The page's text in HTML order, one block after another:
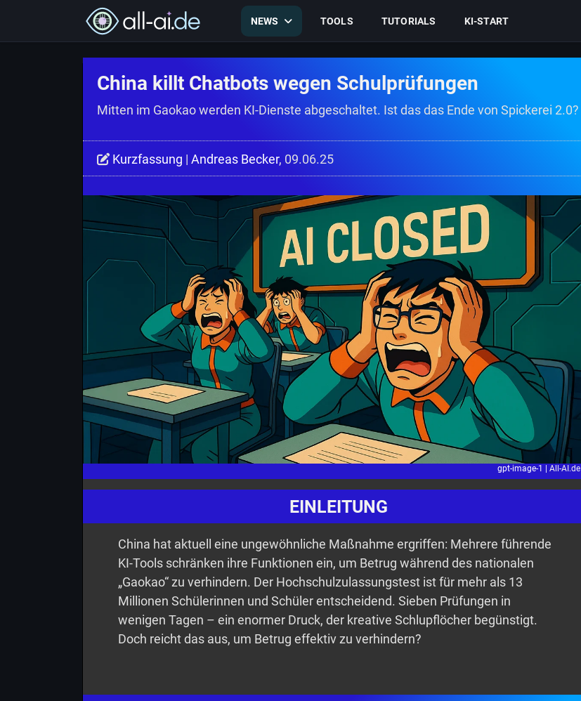
NEWS TOOLS TUTORIALS KI-START
China killt Chatbots wegen Schulprüfungen
Mitten im Gaokao werden KI-Dienste abgeschaltet. Ist das das Ende von Spickerei 2.0?
Kurzfassung | Andreas Becker, 09.06.25
gpt-image-1 | All-AI.de
EINLEITUNG
China hat aktuell eine ungewöhnliche Maßnahme ergriffen: Mehrere führende
KI-Tools schränken ihre Funktionen ein, um Betrug während des nationalen
„Gaokao“ zu verhindern. Der Hochschulzulassungstest ist für mehr als 13
Millionen Schülerinnen und Schüler entscheidend. Sieben Prüfungen in
wenigen Tagen – ein enormer Druck, der kreative Schlupflöcher begünstigt.
Doch reicht das aus, um Betrug effektiv zu verhindern?